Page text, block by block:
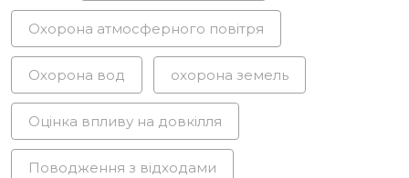
Охорона атмосферного повітря
Охорона вод охорона земель
Оцінка впливу на довкілля
Поводження з відходами